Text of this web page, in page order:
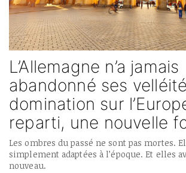
L’Allemagne n’a jamais
abandonné ses
domination sur
reparti, une nouvelle
Les ombres du passé ne sont pas mortes.
simplement adaptées à l’époque. Et elles
nouveau.